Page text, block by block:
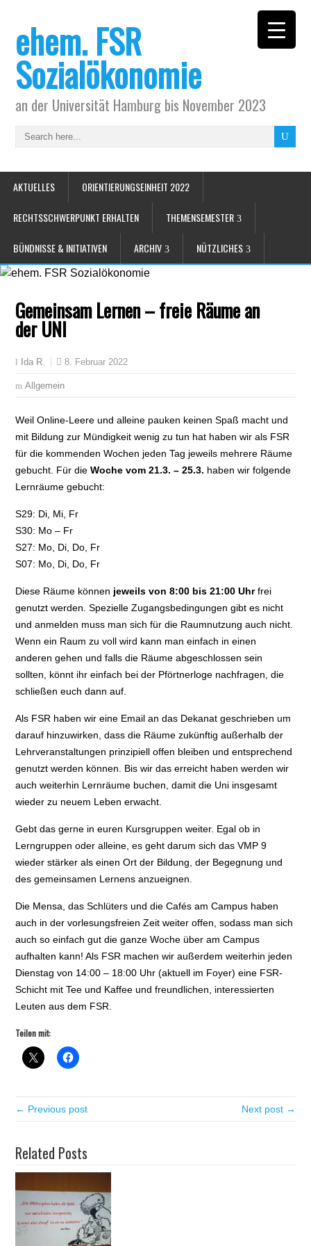
ehem. FSR
Sozialökonomie
an der Universität Hamburg bis November 2023
AKTUELLES ORIENTIERUNGSEINHEIT 2022
RECHTSSCHWERPUNKT ERHALTEN THEMENSEMESTER
BÜNDNISSE & INITIATIVEN ARCHIV NÜTZLICHES
Gemeinsam Lernen – freie Räume an
der UNI
Ida R. 8. Februar 2022
Allgemein
Weil Online-Leere und alleine pauken keinen Spaß macht und
mit Bildung zur Mündigkeit wenig zu tun hat haben wir als FSR
für die kommenden Wochen jeden Tag jeweils mehrere Räume
gebucht. Für dieWoche vom 21.3. – 25.3. haben wir folgende
Lernräume gebucht:
S29: Di, Mi, Fr
S30: Mo – Fr
S27: Mo, Di, Do, Fr
S07: Mo, Di, Do, Fr
Diese Räume können jeweils von 8:00 bis 21:00 Uhrfrei
genutzt werden. Spezielle Zugangsbedingungen gibt es nicht
und anmelden muss man sich für die Raumnutzung auch nicht.
Wenn ein Raum zu voll wird kann man einfach in einen
anderen gehen und falls die Räume abgeschlossen sein
sollten, könnt ihr einfach bei der Pförtnerloge nachfragen, die
schließen euch dann auf.
Als FSR haben wir eine Email an das Dekanat geschrieben um
darauf hinzuwirken, dass die Räume zukünftig außerhalb der
Lehrveranstaltungen prinzipiell offen bleiben und entsprechend
genutzt werden können. Bis wir das erreicht haben werden wir
auch weiterhin Lernräume buchen, damit die Uni insgesamt
wieder zu neuem Leben erwacht.
Gebt das gerne in euren Kursgruppen weiter. Egal ob in
Lerngruppen oder alleine, es geht darum sich das VMP 9
wieder stärker als einen Ort der Bildung, der Begegnung und
des gemeinsamen Lernens anzueignen.
Die Mensa, das Schlüters und die Cafés am Campus haben
auch in der vorlesungsfreien Zeit weiter offen, sodass man sich
auch so einfach gut die ganze Woche über am Campus
aufhalten kann! Als FSR machen wir außerdem weiterhin jeden
Dienstag von 14:00 – 18:00 Uhr (aktuell im Foyer) eine FSR-
Schicht mit Tee und Kaffee und freundlichen, interessierten
Leuten aus dem FSR.
Teilen mit:
← Previous post Next post →
Related Posts